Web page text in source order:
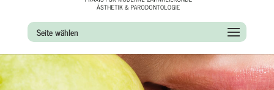
Seite wählen